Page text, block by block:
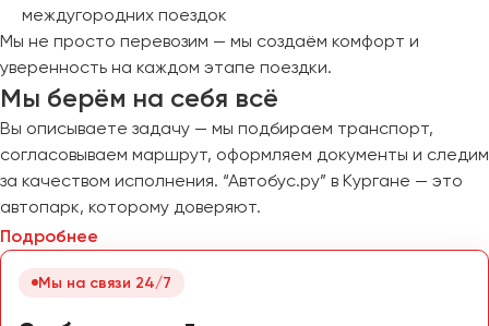
междугородних поездок
Мы не просто перевозим — мы создаём комфорт и
уверенность на каждом этапе поездки.
Мы берём на себя всё
Вы описываете задачу — мы подбираем транспорт,
согласовываем маршрут, оформляем документы и следим
за качеством исполнения. “Автобус.ру” в Кургане — это
автопарк, которому доверяют.
Подробнее
Мы на связи 24/7